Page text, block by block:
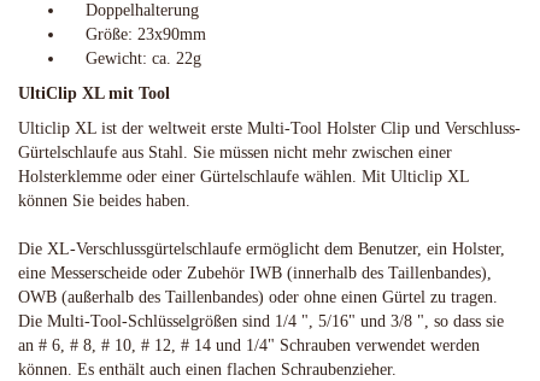
Doppelhalterung
Größe: 23x90mm
Gewicht: ca. 22g
UltiClip XL mit Tool
Ulticlip XL ist der weltweit erste Multi-Tool Holster Clip und Verschluss-
Gürtelschlaufe aus Stahl. Sie müssen nicht mehr zwischen einer
Holsterklemme oder einer Gürtelschlaufe wählen. Mit Ulticlip XL
können Sie beides haben.
Die XL-Verschlussgürtelschlaufe ermöglicht dem Benutzer, ein Holster,
eine Messerscheide oder Zubehör IWB (innerhalb des Taillenbandes),
OWB (außerhalb des Taillenbandes) oder ohne einen Gürtel zu tragen.
Die Multi-Tool-Schlüsselgrößen sind 1/4 ", 5/16" und 3/8 ", so dass sie
an # 6, # 8, # 10, # 12, # 14 und 1/4" Schrauben verwendet werden
können. Es enthält auch einen flachen Schraubenzieher.